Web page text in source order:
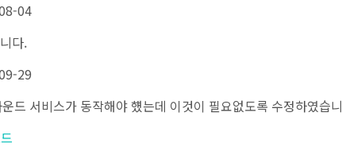
04
다.
29
드 서비스가 동작해야 헀는데 이것이 필요없도록 수정하였습니